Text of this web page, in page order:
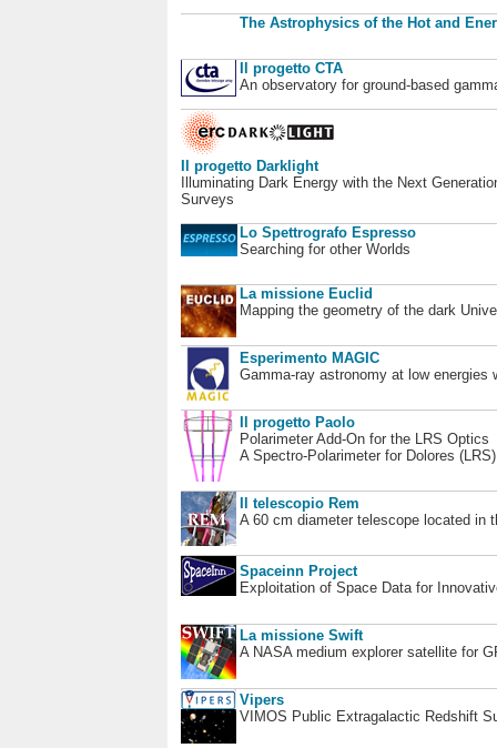
The Astrophysics of the Hot and
Il progetto CTA
An observatory for ground-based
Il progetto Darklight
Illuminating Dark Energy with the Next
Surveys
Lo Spettrografo Espresso
Searching for other Worlds
La missione Euclid
Mapping the geometry of the dark
Esperimento MAGIC
Gamma-ray astronomy at low energies
Il progetto Paolo
Polarimeter Add-On for the LRS Optics
A Spectro-Polarimeter for Dolores
Il telescopio Rem
A 60 cm diameter telescope located in
Spaceinn Project
Exploitation of Space Data for
La missione Swift
A NASA medium explorer satellite for
Vipers
VIMOS Public Extragalactic Redshift